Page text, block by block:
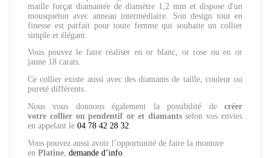
maille forçat diamantée de diamètre 1,2 mm et dispose d'un
mousqueton avec anneau intermédiaire. Son design tout en
finesse est parfait pour toute femme qui souhaite un collier
simple et élégant.
Vous pouvez le faire réaliser en or blanc, or rose ou en or
jaune 18 carats.
Ce collier existe aussi avec des diamants de taille, couleur ou
pureté différents.
Nous vous donnons également la possibilité de créer
votre collier ou pendentif or et diamantsselon vos envies
en appelant le 04 78 42 28 32
Vous pouvez aussi avoir l’opportunité de faire la monture
en Platine demande d’info